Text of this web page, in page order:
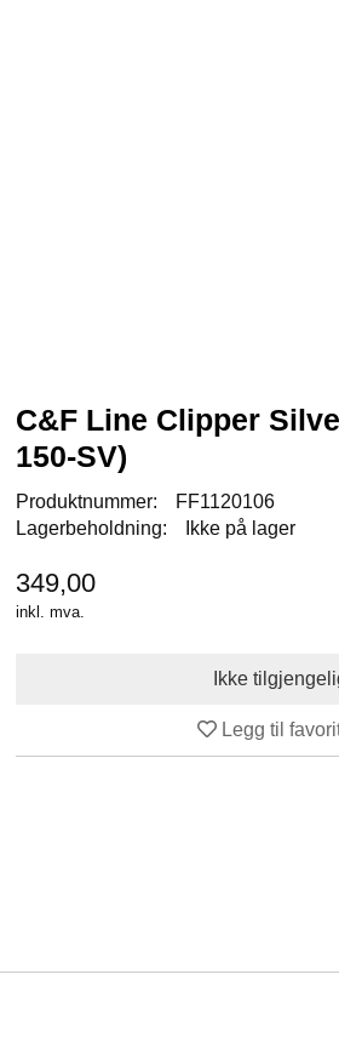
C&F Line Clipper
150-SV)
Produktnummer:
FF1120106
Lagerbeholdning:
Ikke på lager
349,00
inkl. mva.
Legg til